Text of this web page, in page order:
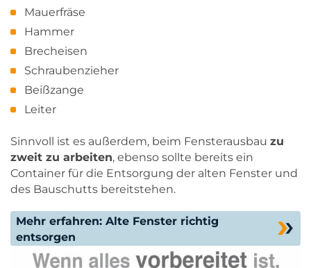
Mauerfräse
Hammer
Brecheisen
Schraubenzieher
Beißzange
Leiter
Sinnvoll ist es außerdem, beim Fensterausbau zu
zweit zu arbeiten, ebenso sollte bereits ein
Container für die Entsorgung der alten Fenster und
des Bauschutts bereitstehen.
Mehr erfahren: Alte Fenster richtig
entsorgen